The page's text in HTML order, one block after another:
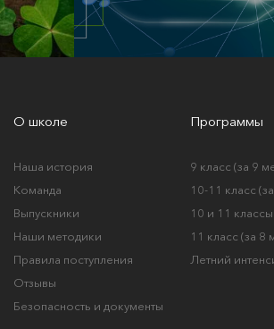
О школе
Наша история
Команда
Выпускники
Наши методики
Правила поступления
Отзывы
Безопасность и документы
Программы
9 класс (за 9
10-11 класс
10 и 11
11 класс (за 8
Летний